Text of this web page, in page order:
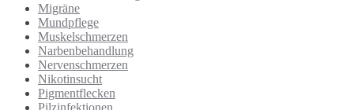
Migräne
Mundpflege
Muskelschmerzen
Narbenbehandlung
Nervenschmerzen
Nikotinsucht
Pigmentflecken
Pilzinfektionen